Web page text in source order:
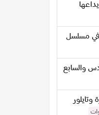
في مسلسل
والسابع